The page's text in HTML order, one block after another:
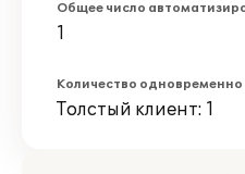
Общее число
1
Количество
Толстый клиент: 1